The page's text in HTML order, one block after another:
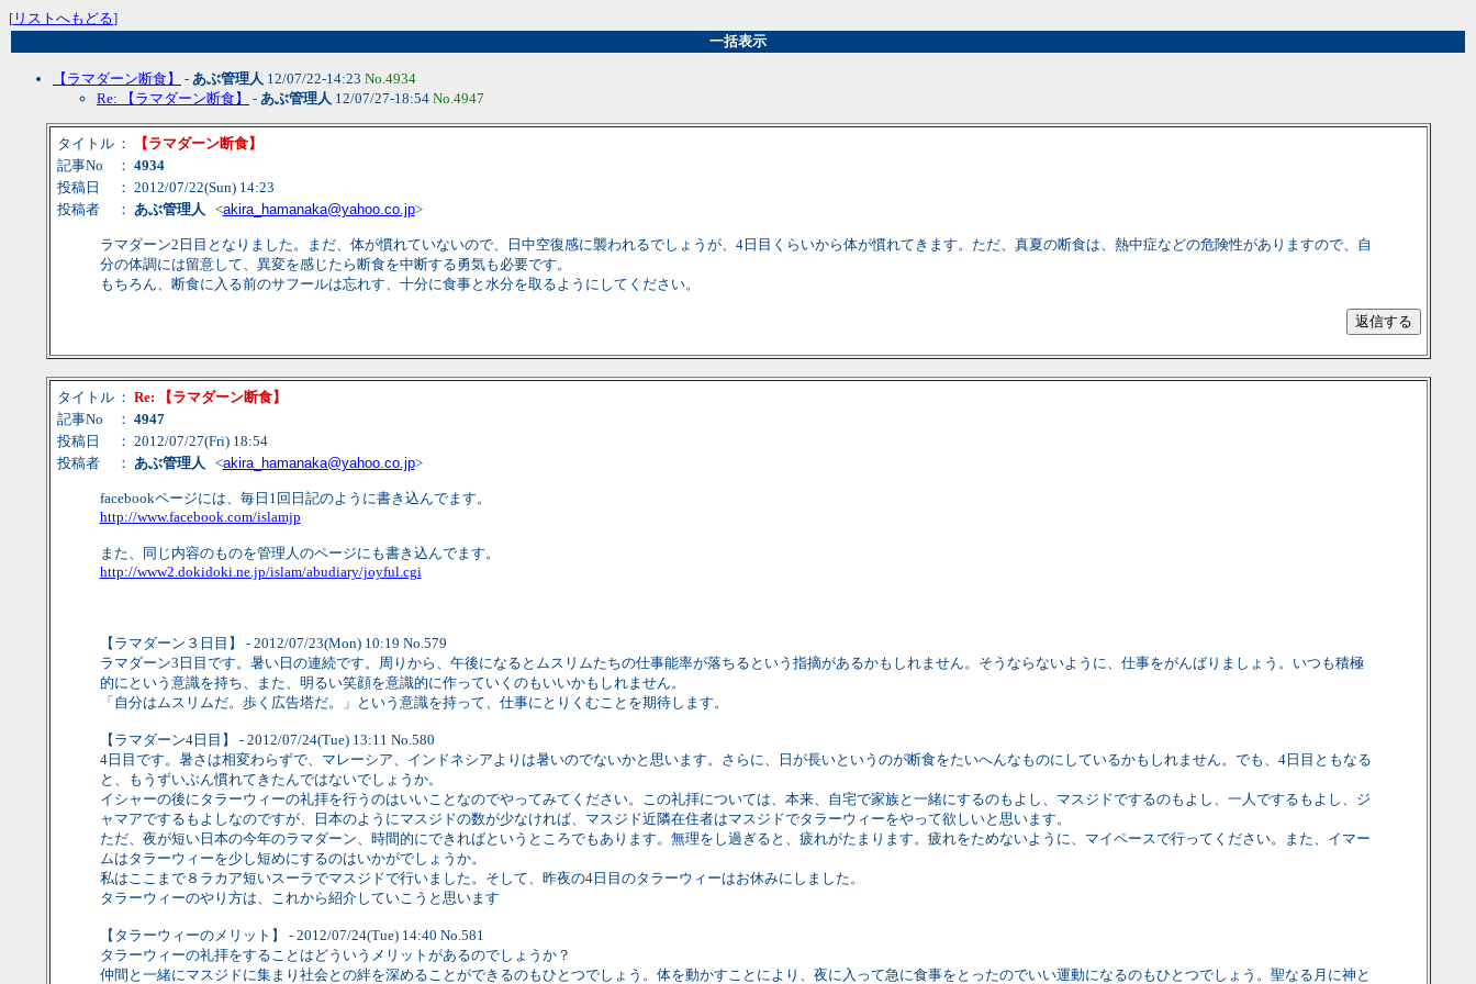
[ リストへもどる]
一括表示
【ラマダーン断食】 - あぶ管理人 12/07/22-14:23 No.4934
Re: 【ラマダーン断食】
- あぶ管理人 12/07/27-18:54 No.4947
タイトル ：
【ラマダーン断食】
記事No
： 4934
投稿日
： 2012/07/22(Sun) 14:23
投稿者
： あぶ管理人 <akira_hamanaka@yahoo.co.jp>
ラマダーン2日目となりました。まだ、体が慣れていないので、日中空復感に襲われるでしょうが、4日目くらいから体が慣れてきます。ただ、真夏の断食は、熱中症などの危険性がありますので、自
分の体調には留意して、異変を感じたら断食を中断する勇気も必要です。
もちろん、断食に入る前のサフールは忘れす、十分に食事と水分を取るようにしてください。
タイトル ： Re: 【ラマダーン断食】
記事No
： 4947
投稿日
： 2012/07/27(Fri) 18:54
投稿者
： あぶ管理人 <akira_hamanaka@yahoo.co.jp>
facebookページには、毎日1回日記のように書き込んでます。
http://www.facebook.com/islamjp
また、同じ内容のものを管理人のページにも書き込んでます。
http://www2.dokidoki.ne.jp/islam/abudiary/joyful.cgi
【ラマダーン３日目】 - 2012/07/23(Mon) 10:19 No.579
ラマダーン3日目です。暑い日の連続です。周りから、午後になるとムスリムたちの仕事能率が落ちるという指摘があるかもしれません。そうならないように、仕事をがんばりましょう。いつも積極
的にという意識を持ち、また、明るい笑顔を意識的に作っていくのもいいかもしれません。
「自分はムスリムだ。歩く広告塔だ。」という意識を持って、仕事にとりくむことを期待します。
【ラマダーン4日目】 - 2012/07/24(Tue) 13:11 No.580
4日目です。暑さは相変わらずで、マレーシア、インドネシアよりは暑いのでないかと思います。さらに、日が長いというのが断食をたいへんなものにしているかもしれません。でも、4日目ともなる
と、もうずいぶん慣れてきたんではないでしょうか。
イシャーの後にタラーウィーの礼拝を行うのはいいことなのでやってみてください。この礼拝については、本来、自宅で家族と一緒にするのもよし、マスジドでするのもよし、一人でするもよし、ジ
ャマアでするもよしなのですが、日本のようにマスジドの数が少なければ、マスジド近隣在住者はマスジドでタラーウィーをやって欲しいと思います。
ただ、夜が短い日本の今年のラマダーン、時間的にできればというところでもあります。無理をし過ぎると、疲れがたまります。疲れをためないように、マイペースで行ってください。また、イマー
ムはタラーウィーを少し短めにするのはいかがでしょうか。
私はここまで８ラカア短いスーラでマスジドで行いました。そして、昨夜の4日目のタラーウィーはお休みにしました。
タラーウィーのやり方は、これから紹介していこうと思います
【タラーウィーのメリット】 - 2012/07/24(Tue) 14:40 No.581
タラーウィーの礼拝をすることはどういうメリットがあるのでしょうか？
仲間と一緒にマスジドに集まり社会との絆を深めることができるのもひとつでしょう。体を動かすことにより、夜に入って急に食事をとったのでいい運動になるのもひとつでしょう。聖なる月に神と